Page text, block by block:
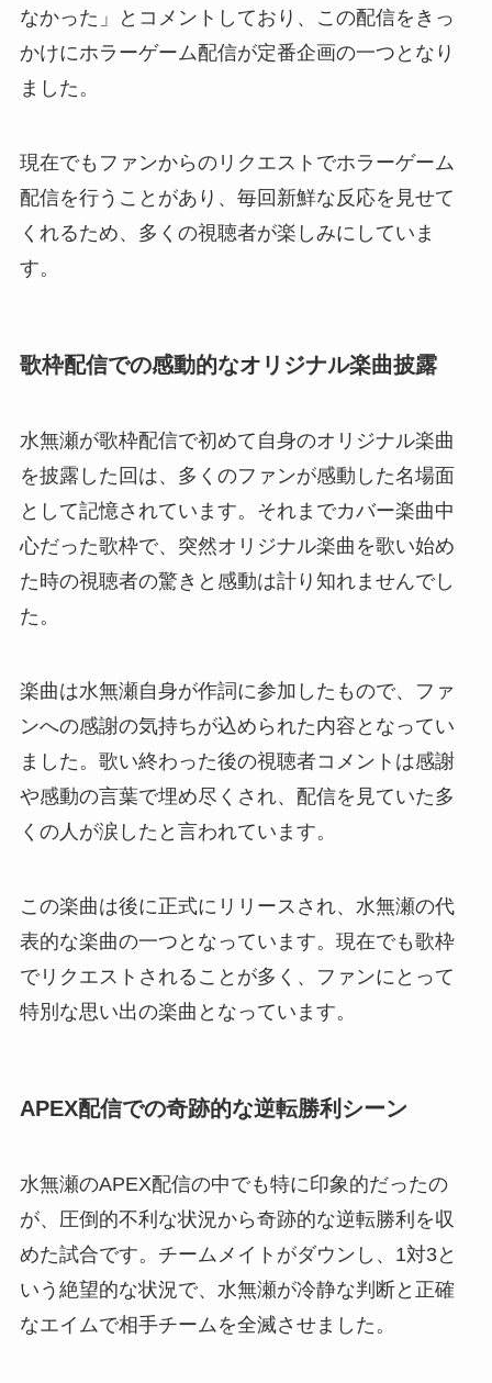
なかった」とコメントしており、この配信をきっ
かけにホラーゲーム配信が定番企画の一つとなり
ました。
現在でもファンからのリクエストでホラーゲーム
配信を行うことがあり、毎回新鮮な反応を見せて
くれるため、多くの視聴者が楽しみにしていま
す。
歌枠配信での感動的なオリジナル楽曲披露
水無瀬が歌枠配信で初めて自身のオリジナル楽曲
を披露した回は、多くのファンが感動した名場面
として記憶されています。それまでカバー楽曲中
心だった歌枠で、突然オリジナル楽曲を歌い始め
た時の視聴者の驚きと感動は計り知れませんでし
た。
楽曲は水無瀬自身が作詞に参加したもので、ファ
ンへの感謝の気持ちが込められた内容となってい
ました。歌い終わった後の視聴者コメントは感謝
や感動の言葉で埋め尽くされ、配信を見ていた多
くの人が涙したと言われています。
この楽曲は後に正式にリリースされ、水無瀬の代
表的な楽曲の一つとなっています。現在でも歌枠
でリクエストされることが多く、ファンにとって
特別な思い出の楽曲となっています。
APEX配信での奇跡的な逆転勝利シーン
水無瀬のAPEX配信の中でも特に印象的だったの
が、圧倒的不利な状況から奇跡的な逆転勝利を収
めた試合です。チームメイトがダウンし、1対3と
いう絶望的な状況で、水無瀬が冷静な判断と正確
なエイムで相手チームを全滅させました。